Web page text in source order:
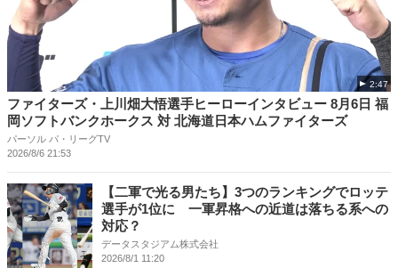
2:47
ファイターズ・上川畑大悟選手ヒーローインタビュー 8月6日 福
岡ソフトバンクホークス 対 北海道日本ハムファイターズ
パーソル パ・リーグTV
2026/8/6 21:53
【二軍で光る男たち】3つのランキングでロッテ
選手が1位に 一軍昇格への近道は落ちる系への
対応？
データスタジアム株式会社
2026/8/1 11:20